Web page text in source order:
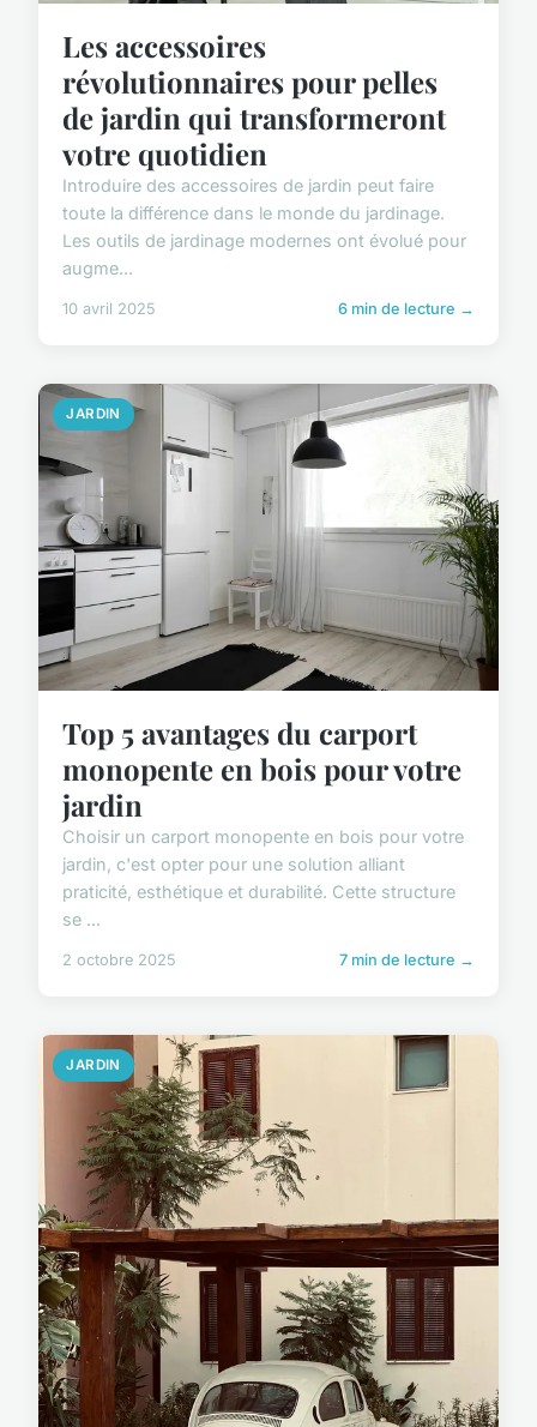
Les accessoires
révolutionnaires pour pelles
de jardin qui transformeront
votre quotidien
Introduire des accessoires de jardin peut faire
toute la différence dans le monde du jardinage.
Les outils de jardinage modernes ont évolué pour
augme...
10 avril 2025 6 min de lecture →
JARDIN
Top 5 avantages du carport
monopente en bois pour votre
jardin
Choisir un carport monopente en bois pour votre
jardin, c'est opter pour une solution alliant
praticité, esthétique et durabilité. Cette structure
se ...
2 octobre 2025 7 min de lecture →
JARDIN